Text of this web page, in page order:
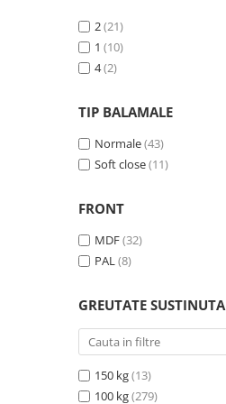
5(1)
2(21)
1 (10)
4(2)
TIP BALAMALE
Normale(43)
Soft close(11)
FRONT
MDF(32)
PAL(8)
GREUTATE SUSTINUTA
150 kg(13)
100 kg(279)